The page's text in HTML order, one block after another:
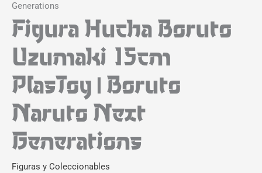
Generations
Figura Hucha Boruto
Uzumaki 15cm
PlasToy | Boruto
Naruto Next
Generations
Figuras y Coleccionables